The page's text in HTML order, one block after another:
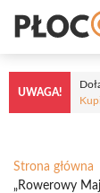
treści
UWAGA!
Strona główna
„Rowerowy